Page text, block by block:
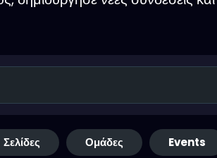
Σελίδες Ομάδες Events